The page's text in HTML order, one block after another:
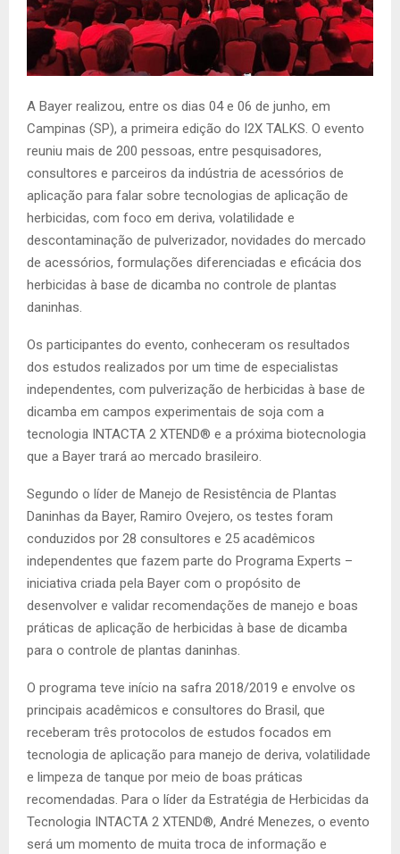
A Bayer realizou, entre os dias 04 e 06 de junho, em
Campinas (SP), a primeira edição do I2X TALKS. O evento
reuniu mais de 200 pessoas, entre pesquisadores,
consultores e parceiros da indústria de acessórios de
aplicação para falar sobre tecnologias de aplicação de
herbicidas, com foco em deriva, volatilidade e
descontaminação de pulverizador, novidades do mercado
de acessórios, formulações diferenciadas e eficácia dos
herbicidas à base de dicamba no controle de plantas
daninhas.
Os participantes do evento, conheceram os resultados
dos estudos realizados por um time de especialistas
independentes, com pulverização de herbicidas à base de
dicamba em campos experimentais de soja com a
tecnologia INTACTA 2 XTEND® e a próxima biotecnologia
que a Bayer trará ao mercado brasileiro.
Segundo o líder de Manejo de Resistência de Plantas
Daninhas da Bayer, Ramiro Ovejero, os testes foram
conduzidos por 28 consultores e 25 acadêmicos
independentes que fazem parte do Programa Experts –
iniciativa criada pela Bayer com o propósito de
desenvolver e validar recomendações de manejo e boas
práticas de aplicação de herbicidas à base de dicamba
para o controle de plantas daninhas.
O programa teve início na safra 2018/2019 e envolve os
principais acadêmicos e consultores do Brasil, que
receberam três protocolos de estudos focados em
tecnologia de aplicação para manejo de deriva, volatilidade
e limpeza de tanque por meio de boas práticas
recomendadas. Para o líder da Estratégia de Herbicidas da
Tecnologia INTACTA 2 XTEND®, André Menezes, o evento
será um momento de muita troca de informação e